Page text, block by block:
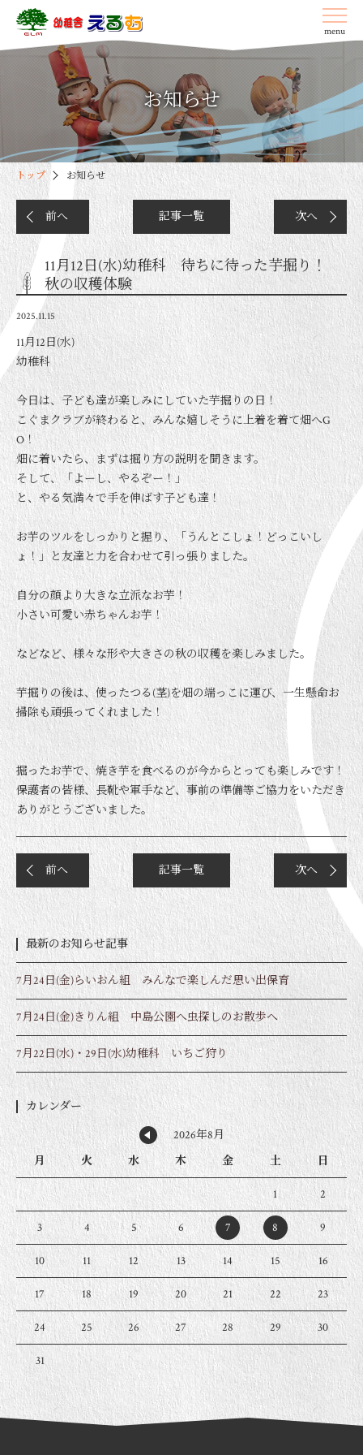
menu
お知らせ
トップ お知らせ
前へ 次へ
記事一覧
11月12日(水)幼稚科 待ちに待った芋掘り！
秋の収穫体験
2025.11.15
11月12日(水)
幼稚科
今日は、子ども達が楽しみにしていた芋掘りの日！
こぐまクラブが終わると、みんな嬉しそうに上着を着て畑へG
O！
畑に着いたら、まずは掘り方の説明を聞きます。
そして、「よーし、やるぞー！」
と、やる気満々で手を伸ばす子ども達！
お芋のツルをしっかりと握り、「うんとこしょ！どっこいし
ょ！」と友達と力を合わせて引っ張りました。
自分の顔より大きな立派なお芋！
小さい可愛い赤ちゃんお芋！
などなど、様々な形や大きさの秋の収穫を楽しみました。
芋掘りの後は、使ったつる(茎)を畑の端っこに運び、一生懸命お
掃除も頑張ってくれました！
掘ったお芋で、焼き芋を食べるのが今からとっても楽しみです！
保護者の皆様、長靴や軍手など、事前の準備等ご協力をいただき
ありがとうございました。
前へ 次へ
記事一覧
最新のお知らせ記事
7月24日(金)らいおん組 みんなで楽しんだ思い出保育
7月24日(金)きりん組 中島公園へ虫探しのお散歩へ
7月22日(水)・29日(水)幼稚科 いちご狩り
カレンダー
2026年8月
月
火 水 木 金 土 日
1 2
3 4 5 6 7 8 9
10 11 12 13 14 15 16
17 18 19 20 21 22 23
24 25 26 27 28 29 30
31